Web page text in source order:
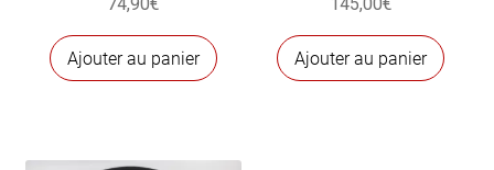
Ajouter au panier Ajouter au panier